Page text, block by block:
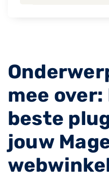
mee over:
beste
jouw